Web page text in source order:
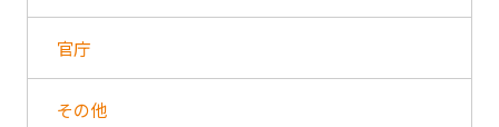
官庁
その他